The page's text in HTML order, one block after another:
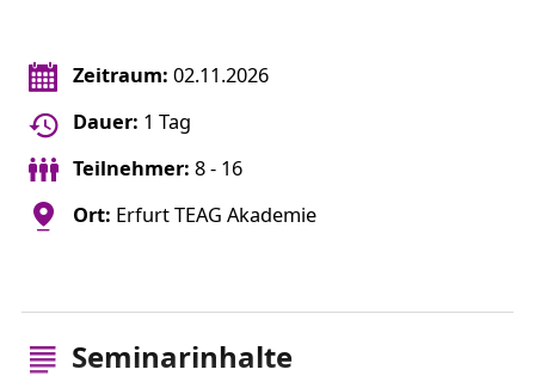
Zeitraum: 02.11.2026
Dauer: 1 Tag
Teilnehmer: 8 - 16
Ort: Erfurt TEAG Akademie
Seminarinhalte